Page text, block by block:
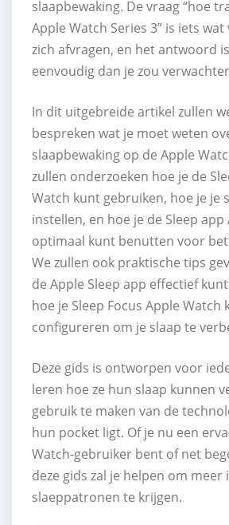
slaapbewaking. De vraag “hoe
Apple Watch Series 3” is iets
zich afvragen, en het antwoord
eenvoudig dan je zou
In dit uitgebreide artikel zullen
bespreken wat je moet weten
slaapbewaking op de Apple
zullen onderzoeken hoe je de
Watch kunt gebruiken, hoe je je
instellen, en hoe je de Sleep app
optimaal kunt benutten voor
We zullen ook praktische tips
de Apple Sleep app effectief
hoe je Sleep Focus Apple Watch
configureren om je slaap te
Deze gids is ontworpen voor
leren hoe ze hun slaap kunnen
gebruik te maken van de
hun pocket ligt. Of je nu een
Watch-gebruiker bent of net
deze gids zal je helpen om meer
slaeppatronen te krijgen.